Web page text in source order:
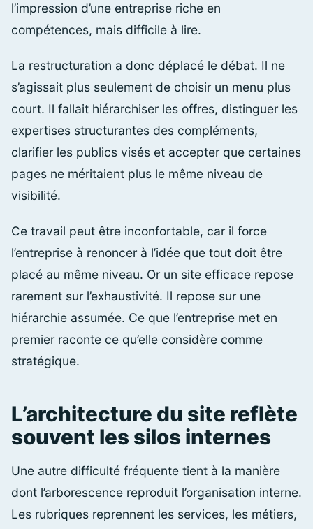
l’impression d’une entreprise riche en
compétences, mais difficile à lire.
La restructuration a donc déplacé le débat. Il ne
s’agissait plus seulement de choisir un menu plus
court. Il fallait hiérarchiser les offres, distinguer les
expertises structurantes des compléments,
clarifier les publics visés et accepter que certaines
pages ne méritaient plus le même niveau de
visibilité.
Ce travail peut être inconfortable, car il force
l’entreprise à renoncer à l’idée que tout doit être
placé au même niveau. Or un site efficace repose
rarement sur l’exhaustivité. Il repose sur une
hiérarchie assumée. Ce que l’entreprise met en
premier raconte ce qu’elle considère comme
stratégique.
L’architecture du site reflète
souvent les silos internes
Une autre difficulté fréquente tient à la manière
dont l’arborescence reproduit l’organisation interne.
Les rubriques reprennent les services, les métiers,